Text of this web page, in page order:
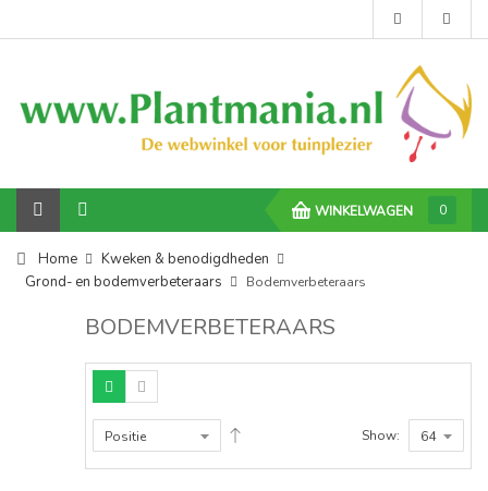
WINKELWAGEN 0
Home
Kweken & benodigdheden
Grond- en bodemverbeteraars
Bodemverbeteraars
BODEMVERBETERAARS
Show: